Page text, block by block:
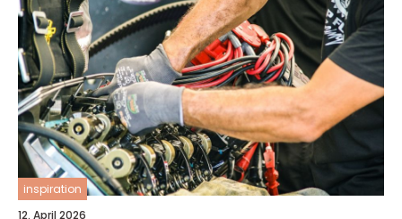
inspiration
12. April 2026